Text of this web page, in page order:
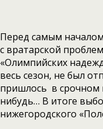
Перед самым
с вратарской
«Олимпийских
весь сезон, не был
пришлось в срочном
нибудь… В итоге
нижегородского